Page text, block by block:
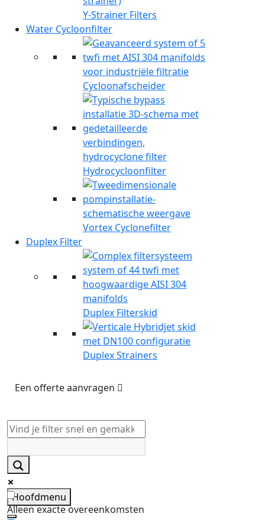
Y-Strainer Filters
Water Cycloonfilter
Cycloonafscheider
Hydrocycloonfilter
Vortex Cyclonefilter
Duplex Filter
Duplex Filterskid
Duplex Strainers
Een offerte aanvragen
Alleen exacte overeenkomsten
Hoofdmenu